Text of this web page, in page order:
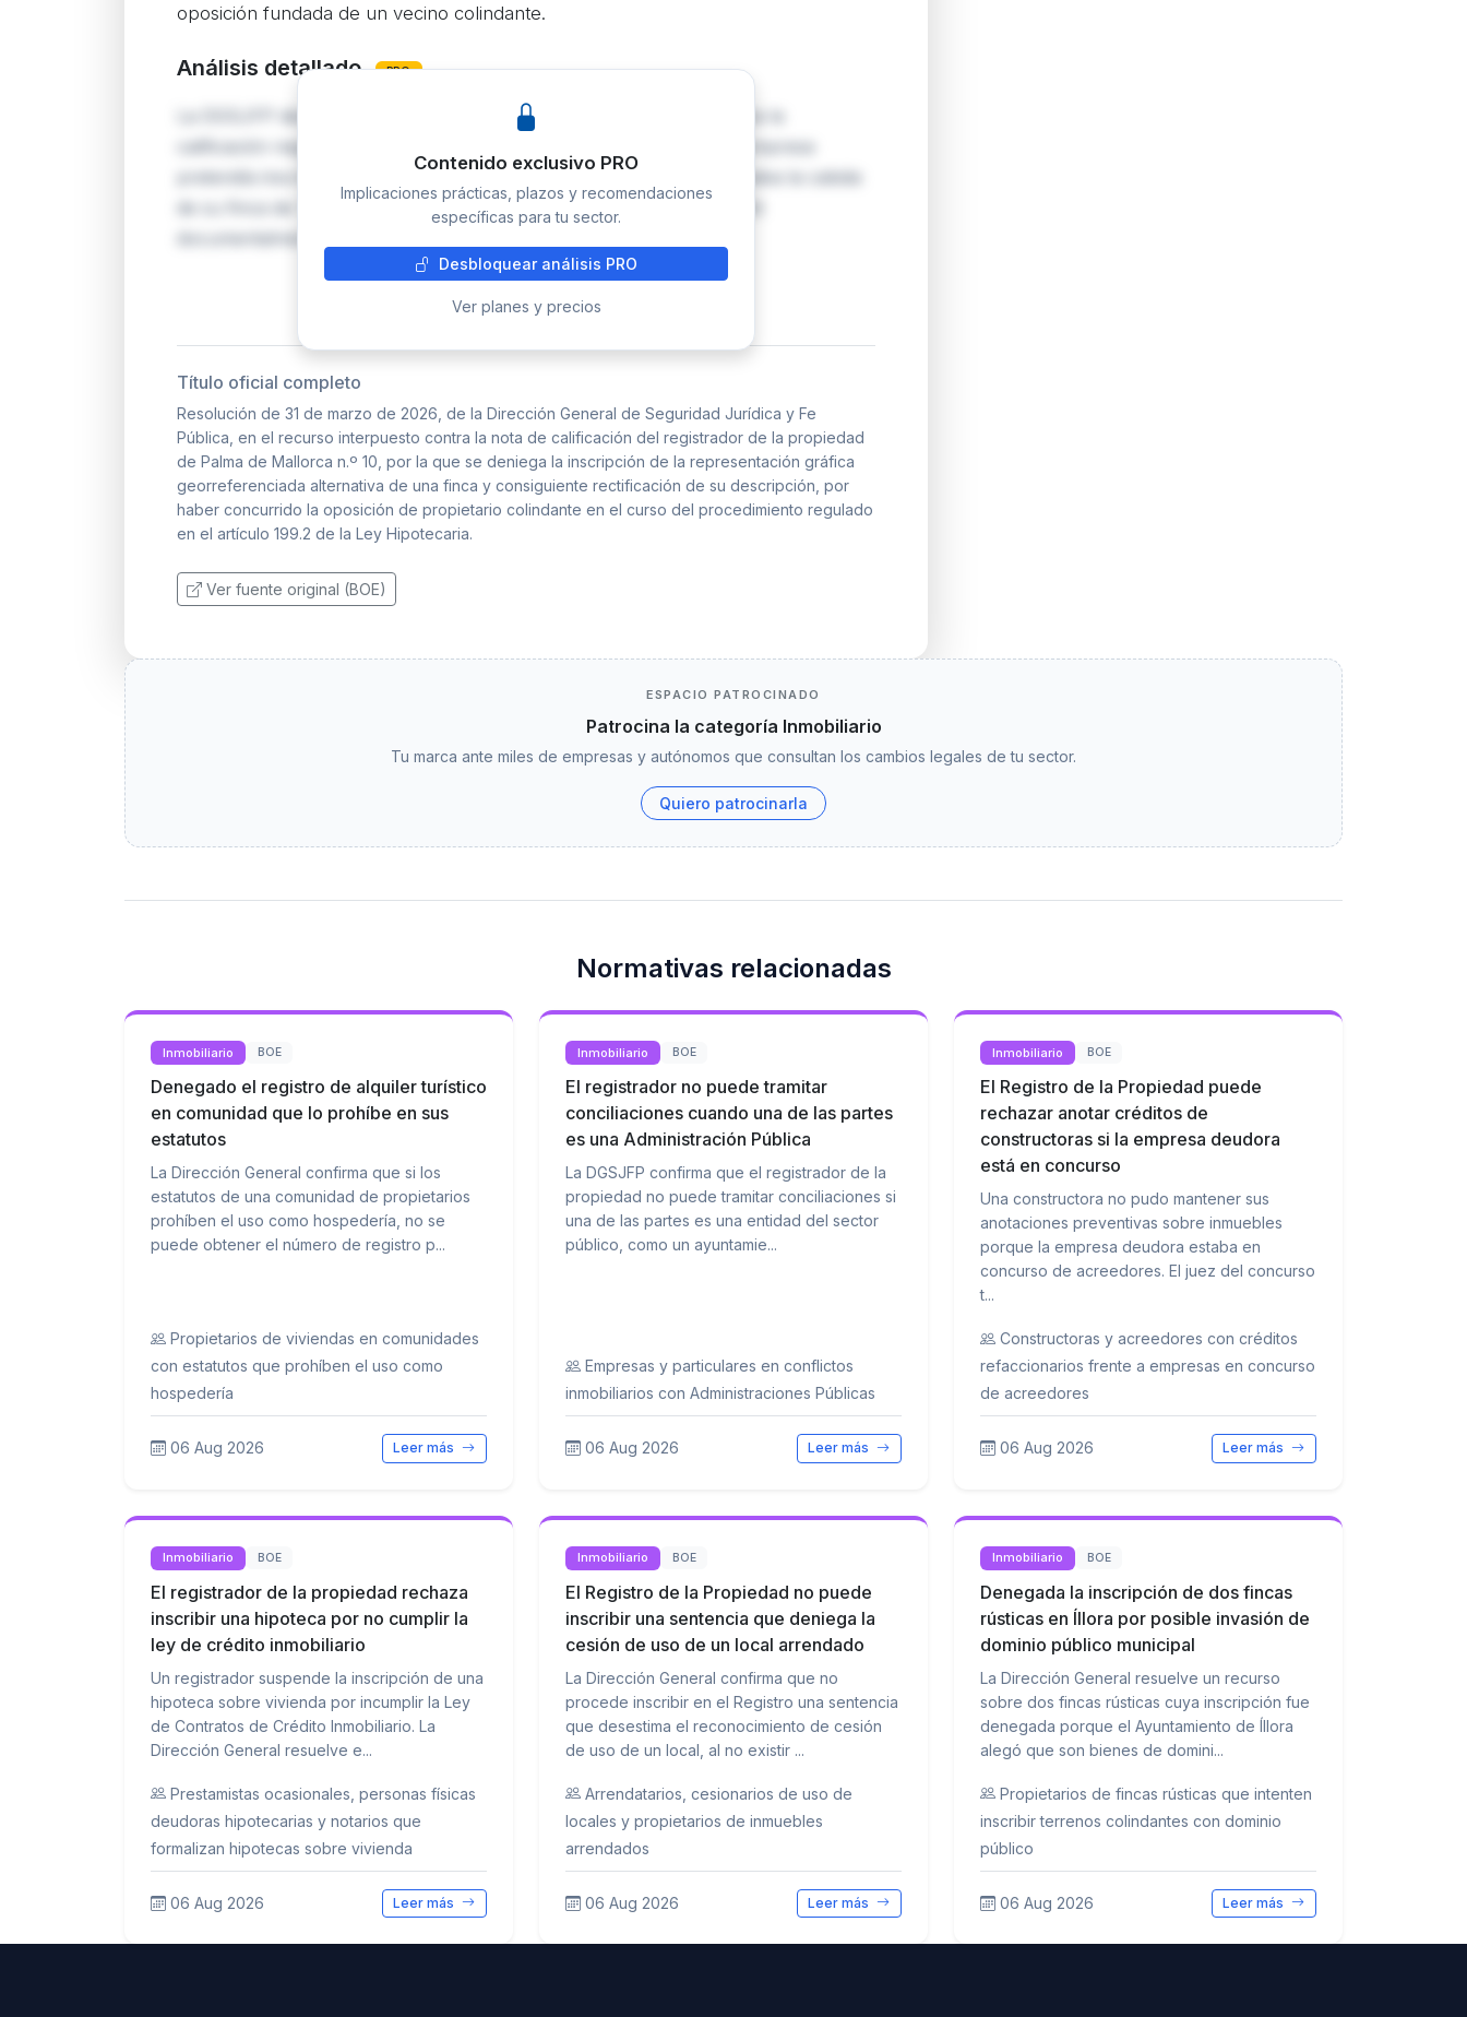
oposición fundada de un vecino colindante.
Análisis detallado PRO
La DGSJFP desestima el recurso de Talismán Mallorca S.L. y confirma la
calificación negativa del registrador de Palma de Mallorca n.º 10. La empresa
pretendía inscribir una representación gráfica alternativa que aumentaba la cabida
de su finca de 1.250 a 1.407 m², pero el propietario colindante acreditó
documentalmente…
Contenido exclusivo PRO
Implicaciones prácticas, plazos y recomendaciones
específicas para tu sector.
Desbloquear análisis PRO
Ver planes y precios
Título oficial completo
Resolución de 31 de marzo de 2026, de la Dirección General de Seguridad Jurídica y Fe
Pública, en el recurso interpuesto contra la nota de calificación del registrador de la propiedad
de Palma de Mallorca n.º 10, por la que se deniega la inscripción de la representación gráfica
georreferenciada alternativa de una finca y consiguiente rectificación de su descripción, por
haber concurrido la oposición de propietario colindante en el curso del procedimiento regulado
en el artículo 199.2 de la Ley Hipotecaria.
Ver fuente original (BOE)
ESPACIO PATROCINADO
Patrocina la categoría Inmobiliario
Tu marca ante miles de empresas y autónomos que consultan los cambios legales de tu sector.
Quiero patrocinarla
Normativas relacionadas
Inmobiliario BOE
Denegado el registro de alquiler turístico
en comunidad que lo prohíbe en sus
estatutos
La Dirección General confirma que si los
estatutos de una comunidad de propietarios
prohíben el uso como hospedería, no se
puede obtener el número de registro p...
Propietarios de viviendas en comunidades
con estatutos que prohíben el uso como
hospedería
06 Aug 2026 Leer más
Inmobiliario BOE
El registrador no puede tramitar
conciliaciones cuando una de las partes
es una Administración Pública
La DGSJFP confirma que el registrador de la
propiedad no puede tramitar conciliaciones si
una de las partes es una entidad del sector
público, como un ayuntamie...
Empresas y particulares en conflictos
inmobiliarios con Administraciones Públicas
06 Aug 2026 Leer más
Inmobiliario BOE
El Registro de la Propiedad puede
rechazar anotar créditos de
constructoras si la empresa deudora
está en concurso
Una constructora no pudo mantener sus
anotaciones preventivas sobre inmuebles
porque la empresa deudora estaba en
concurso de acreedores. El juez del concurso
t...
Constructoras y acreedores con créditos
refaccionarios frente a empresas en concurso
de acreedores
06 Aug 2026 Leer más
Inmobiliario BOE
El registrador de la propiedad rechaza
inscribir una hipoteca por no cumplir la
ley de crédito inmobiliario
Un registrador suspende la inscripción de una
hipoteca sobre vivienda por incumplir la Ley
de Contratos de Crédito Inmobiliario. La
Dirección General resuelve e...
Prestamistas ocasionales, personas físicas
deudoras hipotecarias y notarios que
formalizan hipotecas sobre vivienda
06 Aug 2026 Leer más
Inmobiliario BOE
El Registro de la Propiedad no puede
inscribir una sentencia que deniega la
cesión de uso de un local arrendado
La Dirección General confirma que no
procede inscribir en el Registro una sentencia
que desestima el reconocimiento de cesión
de uso de un local, al no existir ...
Arrendatarios, cesionarios de uso de
locales y propietarios de inmuebles
arrendados
06 Aug 2026 Leer más
Inmobiliario BOE
Denegada la inscripción de dos fincas
rústicas en Íllora por posible invasión de
dominio público municipal
La Dirección General resuelve un recurso
sobre dos fincas rústicas cuya inscripción fue
denegada porque el Ayuntamiento de Íllora
alegó que son bienes de domini...
Propietarios de fincas rústicas que intenten
inscribir terrenos colindantes con dominio
público
06 Aug 2026 Leer más